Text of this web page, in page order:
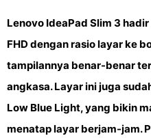
Lenovo IdeaPad Slim 3
FHDdengan rasio layar ke
tampilannya benar-benar
angkasa. Layar ini juga
Low Blue Light, yang bikin
menatap layar berjam-jam.